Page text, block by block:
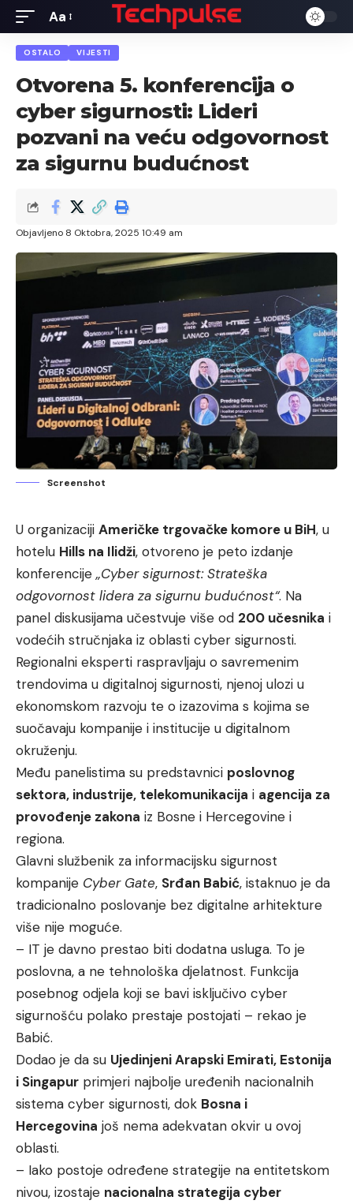
Font
Resizer
Aa
OSTALO VIJESTI
Otvorena 5. konferencija o
cyber sigurnosti: Lideri
pozvani na veću odgovornost
za sigurnu budućnost
Objavljeno 8 Oktobra, 2025 10:49 am
Screenshot
U organizaciji Američke trgovačke komore u BiH, u
hotelu Hills na Ilidži, otvoreno je peto izdanje
konferencije „Cyber sigurnost: Strateška
odgovornost lidera za sigurnu budućnost“. Na
panel diskusijama učestvuje više od 200 učesnika i
vodećih stručnjaka iz oblasti cyber sigurnosti.
Regionalni eksperti raspravljaju o savremenim
trendovima u digitalnoj sigurnosti, njenoj ulozi u
ekonomskom razvoju te o izazovima s kojima se
suočavaju kompanije i institucije u digitalnom
okruženju.
Među panelistima su predstavnici poslovnog
sektora, industrije, telekomunikacija i agencija za
provođenje zakona iz Bosne i Hercegovine i
regiona.
Glavni službenik za informacijsku sigurnost
kompanije Cyber Gate, Srđan Babić, istaknuo je da
tradicionalno poslovanje bez digitalne arhitekture
više nije moguće.
– IT je davno prestao biti dodatna usluga. To je
poslovna, a ne tehnološka djelatnost. Funkcija
posebnog odjela koji se bavi isključivo cyber
sigurnošću polako prestaje postojati – rekao je
Babić.
Dodao je da su Ujedinjeni Arapski Emirati, Estonija
i Singapur primjeri najbolje uređenih nacionalnih
sistema cyber sigurnosti, dok Bosna i
Hercegovina još nema adekvatan okvir u ovoj
oblasti.
– Iako postoje određene strategije na entitetskom
nivou, izostaje nacionalna strategija cyber